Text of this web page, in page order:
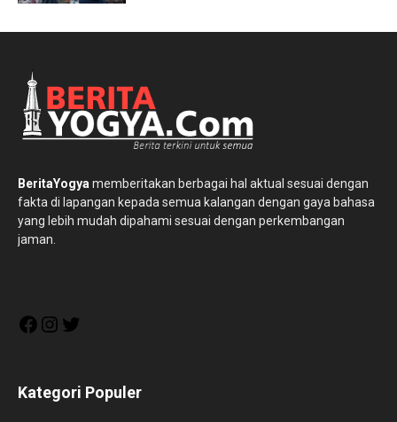
BeritaYogya memberitakan berbagai hal aktual sesuai dengan
fakta di lapangan kepada semua kalangan dengan gaya bahasa
yang lebih mudah dipahami sesuai dengan perkembangan
jaman.
FacebookInstagram
Kategori Populer